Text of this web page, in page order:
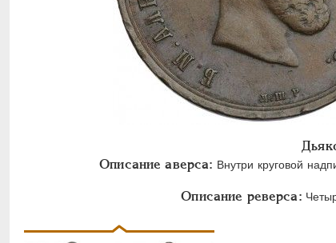
Описание аверса: Внутри круговой
Описание реверса: